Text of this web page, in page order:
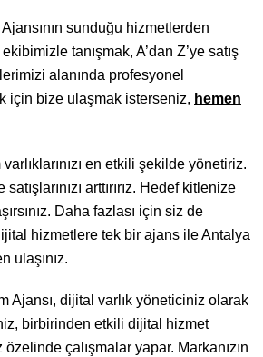
sunduğu hizmetlerden
tanışmak, A’dan Z’ye satış
alanında profesyonel
için bize ulaşmak isterseniz, hemen
en etkili şekilde yönetiriz.
arttırırız. Hedef kitlenize
Daha fazlası için siz de
hizmetlere tek bir ajans ile Antalya
ulaşınız.
Ajansı, dijital varlık yöneticiniz olarak
birbirinden etkili dijital hizmet
çalışmalar yapar. Markanızın